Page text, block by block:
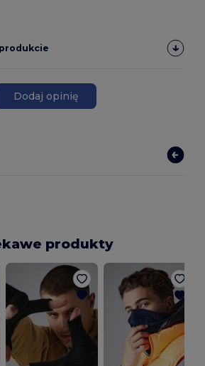
Dodaj opinię
produkty